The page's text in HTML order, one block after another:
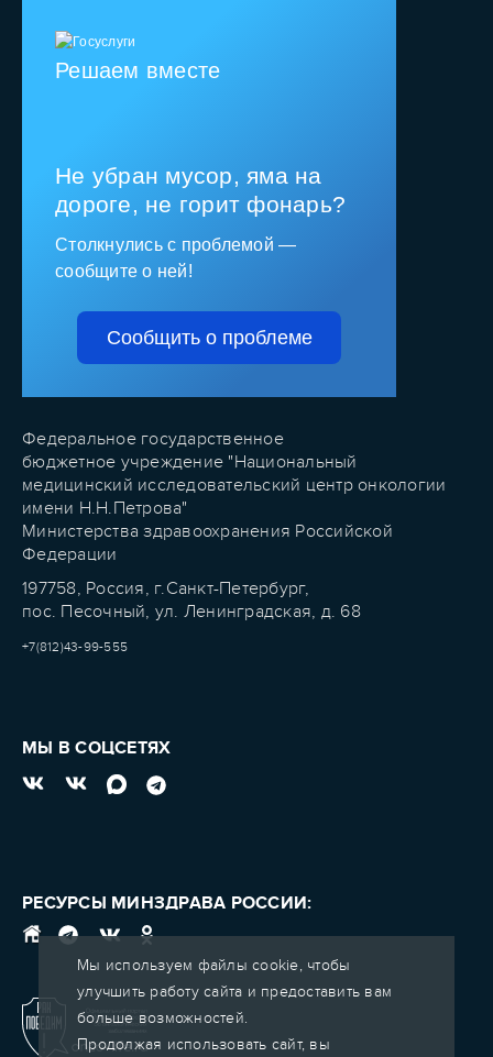
Мы используем файлы cookie, чтобы
улучшить работу сайта и предоставить вам
больше возможностей.
Продолжая использовать сайт, вы
Решаем вместе
Не убран мусор, яма на
дороге, не горит фонарь?
Столкнулись с проблемой —
сообщите о ней!
Сообщить о проблеме
Федеральное государственное
бюджетное учреждение "Национальный
медицинский исследовательский центр онкологии
имени Н.Н.Петрова"
Министерства здравоохранения Российской
Федерации
197758, Россия, г.Санкт-Петербург,
пос. Песочный, ул. Ленинградская, д. 68
+7(812)43-99-555
МЫ В СОЦСЕТЯХ
РЕСУРСЫ МИНЗДРАВА РОССИИ: